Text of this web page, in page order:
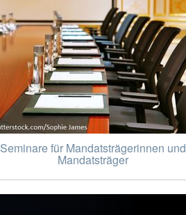
Seminare für Mandatsträgerinnen und
Mandatsträger